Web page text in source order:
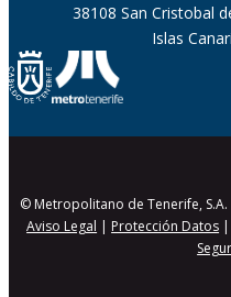
38108 San Cristobal
Islas
© Metropolitano de Tenerife,
Aviso Legal | Protección Datos |